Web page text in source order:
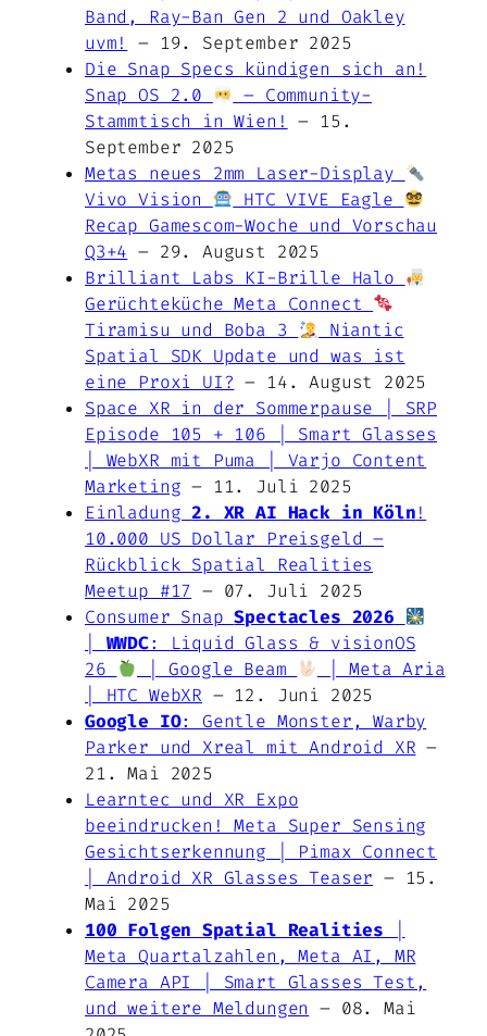
Band, Ray-Ban Gen 2 und Oakley
uvm!
– 19. September 2025
Die Snap Specs kündigen sich an!
Snap OS 2.0
– Community-
Stammtisch in Wien!
– 15.
September 2025
Metas neues 2mm Laser-Display
Vivo Vision
HTC VIVE Eagle
Recap Gamescom-Woche und Vorschau
Q3+4 – 29. August 2025
Brilliant Labs KI-Brille Halo
Gerüchteküche Meta Connect
Tiramisu und Boba 3
Niantic
Spatial SDK Update und was ist
eine Proxi UI? – 14. August 2025
Space XR in der Sommerpause | SRP
Episode 105 + 106 | Smart Glasses
| WebXR mit Puma | Varjo Content
Marketing – 11. Juli 2025
Einladung2. XR AI Hack in Köln!
10.000 US Dollar Preisgeld –
Rückblick Spatial Realities
Meetup #17 – 07. Juli 2025
Consumer SnapSpectacles 2026
WWDC: Liquid Glass & visionOS
26
| Google Beam
| Meta Aria
| HTC WebXR – 12. Juni 2025
Google IO: Gentle Monster, Warby
Parker und Xreal mit Android XR –
21. Mai 2025
Learntec und XR Expo
beeindrucken! Meta Super Sensing
Gesichtserkennung | Pimax Connect
| Android XR Glasses Teaser – 15.
Mai 2025
100 Folgen Spatial Realities
Meta Quartalzahlen, Meta AI, MR
Camera API | Smart Glasses Test,
und weitere Meldungen – 08. Mai